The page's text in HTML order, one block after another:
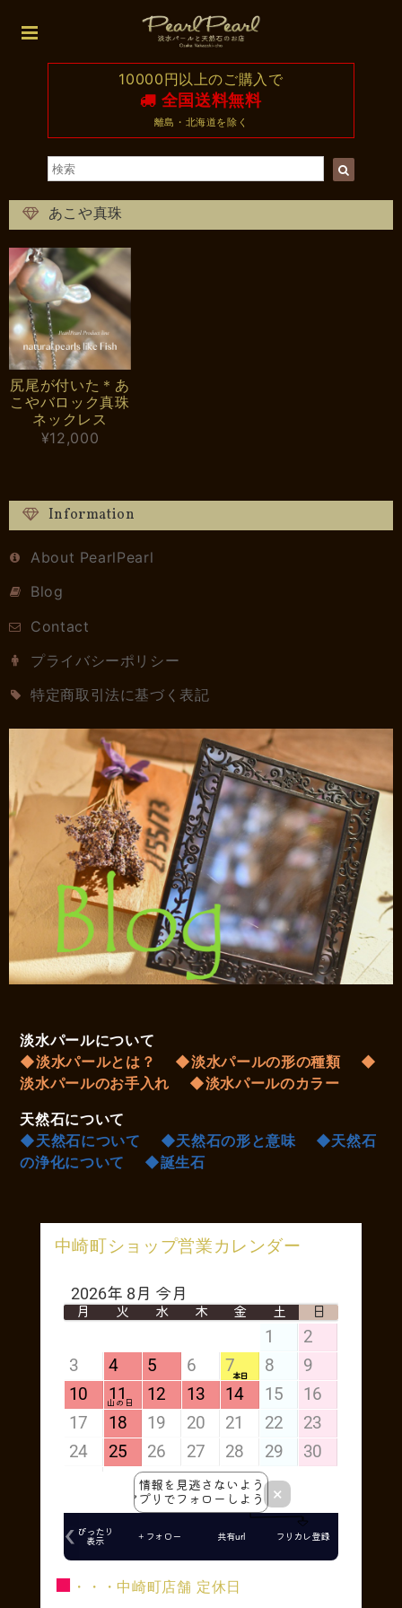
10000円以上のご購入で
全国送料無料
離島・北海道を除く
あこや真珠
尻尾が付いた＊あ
こやバロック真珠
ネックレス
¥12,000
Information
About PearlPearl
Blog
Contact
プライバシーポリシー
特定商取引法に基づく表記
淡水パールについて
◆淡水パールとは？
◆淡水パールの形の種類
◆
淡水パールのお手入れ
◆淡水パールのカラー
天然石について
◆天然石について
◆天然石の形と意味
◆天然石
の浄化について
◆誕生石
中崎町ショップ営業カレンダー
■ ・・・中崎町店舗 定休日